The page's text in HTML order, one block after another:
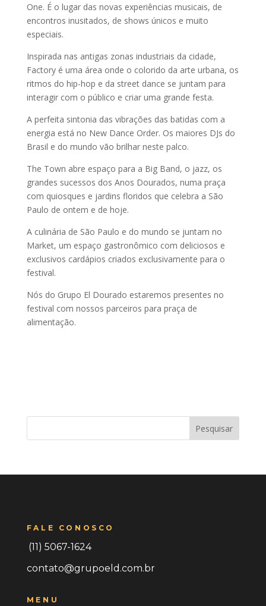
One. É o lugar das novas experiências musicais, de
encontros inusitados, de shows únicos e muito
especiais.
Inspirada nas antigas zonas industriais da cidade,
Factory é uma área onde o colorido da arte urbana, os
ritmos do hip-hop e da street dance se juntam para
interagir com o público e criar uma grande festa.
A perfeita sintonia das vibrações das batidas com a
energia está no New Dance Order. Os maiores DJs do
Brasil e do mundo vão brilhar neste palco.
The Town abre espaço para a Big Band, o jazz, os
grandes sucessos dos Anos Dourados, numa praça
com quiosques e jardins floridos que celebra a São
Paulo de ontem e de hoje.
A culinária de São Paulo e do mundo se juntam no
Market, um espaço gastronômico com deliciosos e
exclusivos cardápios criados exclusivamente para o
festival.
Nós do Grupo El Dourado estaremos presentes no
festival com nossos parceiros para praça de
alimentação.
Pesquisar
FALE CONOSCO
(11) 5067-1624
contato@grupoeld.com.br
MENU